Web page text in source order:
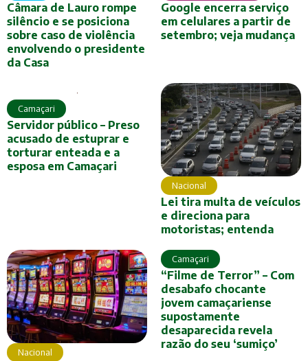
Câmara de Lauro rompe
silêncio e se posiciona
sobre caso de violência
envolvendo o presidente
da Casa
Google encerra serviço
em celulares a partir de
setembro; veja mudança
Camaçari
Servidor público – Preso
acusado de estuprar e
torturar enteada e a
esposa em Camaçari
Nacional
Lei tira multa de veículos
e direciona para
motoristas; entenda
Nacional
Camaçari
“Filme de Terror” – Com
desabafo chocante
jovem camaçariense
supostamente
desaparecida revela
razão do seu ‘sumiço’